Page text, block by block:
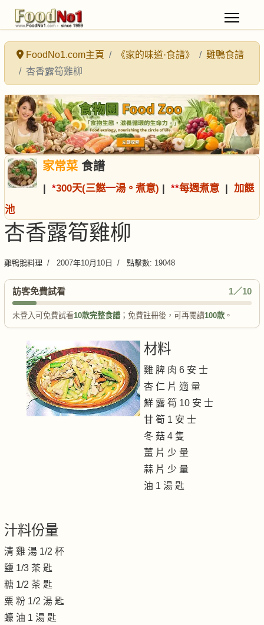
FoodNo1.com主頁 《家的味道·食譜》
雞鴨食譜
杏香露筍雞柳
家常菜食譜
| *300天(三餸一湯。煮意) | **每週煮意 | 加餸
池
杏香露筍雞柳
雞鴨鵝料理 2007年10月10日 點擊數: 19048
訪客免費試看 1／10
未登入可免費試看10款完整食譜 ；免費註冊後，可再閱讀100款 。
材料
雞 脾 肉 6 安 士
杏 仁 片 適 量
鮮 露 筍 10 安 士
甘 筍 1 安 士
冬 菇 4 隻
薑 片 少 量
蒜 片 少 量
油 1 湯 匙
汁料份量
清 雞 湯 1/2 杯
鹽 1/3 茶 匙
糖 1/2 茶 匙
粟 粉 1/2 湯 匙
蠔 油 1 湯 匙